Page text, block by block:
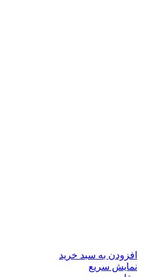
افزودن به سبد خرید
نمایش سریع